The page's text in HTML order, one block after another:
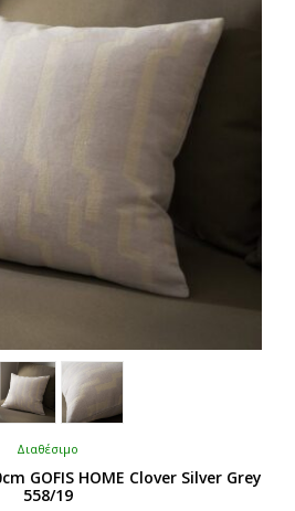
Διαθέσιμο
GOFIS HOME Clover Silver Grey
558/19